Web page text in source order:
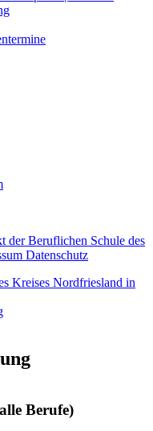
der Beruflichen Schule des
Datenschutz
Kreises Nordfriesland in
Berufe)